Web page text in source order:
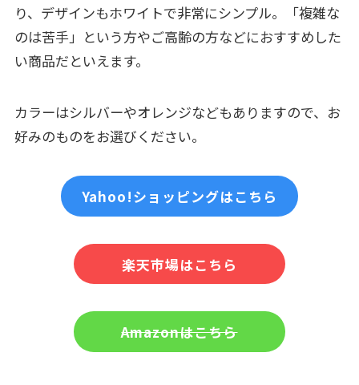
り、デザインもホワイトで非常にシンプル。「複雑な
のは苦手」という方やご高齢の方などにおすすめした
い商品だといえます。
カラーはシルバーやオレンジなどもありますので、お
好みのものをお選びください。
Yahoo!ショッピングはこちら
楽天市場はこちら
Amazonはこちら